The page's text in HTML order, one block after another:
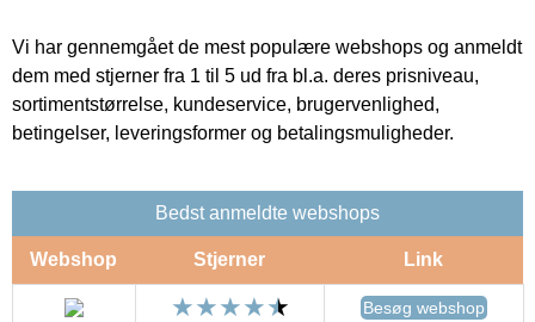
Vi har gennemgået de mest populære webshops og anmeldt
dem med stjerner fra 1 til 5 ud fra bl.a. deres prisniveau,
sortimentstørrelse, kundeservice, brugervenlighed,
betingelser, leveringsformer og betalingsmuligheder.
Bedst anmeldte webshops
Webshop Stjerner Link
Besøg webshop